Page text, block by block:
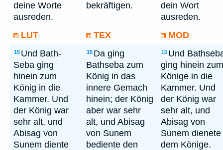
deine Worte
ausreden.
bekräftigen.
dein Wort
ausreden.
LUT
TEX MOD
15 Und Bath-
Seba ging
hinein zum
König in die
Kammer. Und
der König war
sehr alt, und
Abisag von
Sunem diente
15 Da ging
Bathseba zum
König in das
innere Gemach
hinein; der König
aber war sehr
alt, und Abisag
von Sunem
bediente den
15 Und
ging hinein zum
Könige in die
Kammer. Und
der König war
sehr alt, und
Abisag von
Sunem dienete
dem Könige.